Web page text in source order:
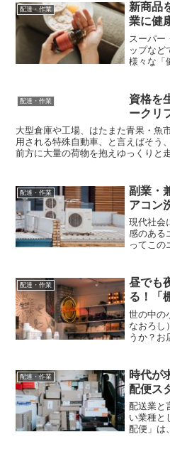
まで、こ
あります
配達・作業
新商品
業に健
スーパー
ップなど
様々な「
なってい
ごとく新
配達・作業
資格を
ークリ
大型倉庫や工場、はたまた青果・魚
用される特殊自動車、と言えばそう
前方に大量の荷物を抱えゆっくりと
配達・作業
副業・
アコン
現代社会
感のある
ってこの
から手を
そんな方
配達・作業
昼でも
る！「
世の中の
なおろし
うか？お
担当する
は、昼夜
配達・作業
時代が
配便ス
配送業と
い業種と
配便」は